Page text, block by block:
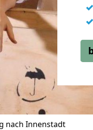
✓
✓
nach Innenstadt